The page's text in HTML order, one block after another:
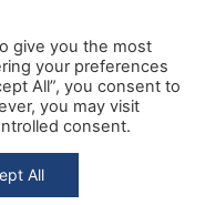
mon instrument
pratiquer de l’argent
and Conditions
give you the most
your preferences
All”, you consent to
you may visit
consent.
All